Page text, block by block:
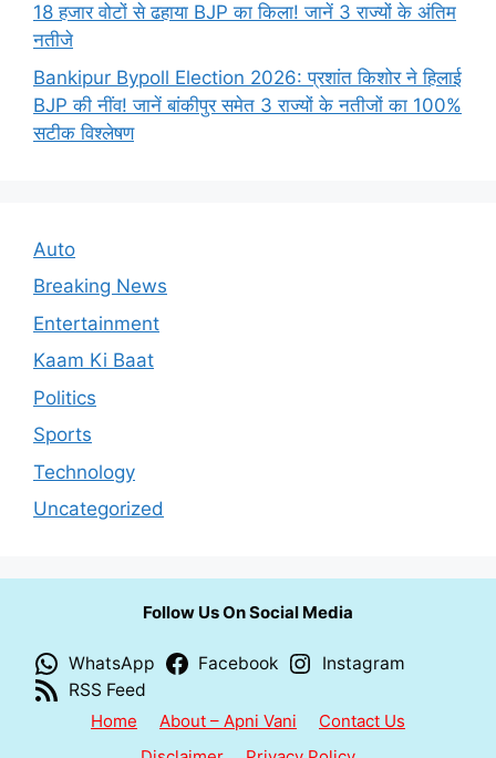
18 हजार वोटों से ढहाया BJP का किला! जानें 3 राज्यों के अंतिम
नतीजे
Bankipur Bypoll Election 2026: प्रशांत किशोर ने हिलाई
BJP की नींव! जानें बांकीपुर समेत 3 राज्यों के नतीजों का 100%
सटीक विश्लेषण
Auto
Breaking News
Entertainment
Kaam Ki Baat
Politics
Sports
Technology
Uncategorized
Follow Us On Social Media
WhatsApp Facebook
Instagram
RSS Feed
Home
About – Apni Vani
Contact Us